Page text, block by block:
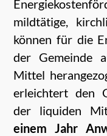
mildtätige,
können für die
der Gemeinde
Mittel
erleichtert den
der liquiden
einem Jahr